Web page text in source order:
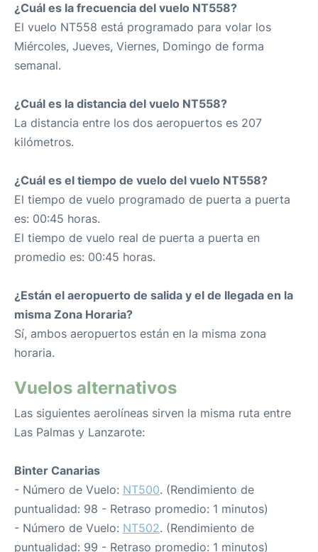
¿Cuál es la frecuencia del vuelo NT558?
El vuelo NT558 está programado para volar los
Miércoles, Jueves, Viernes, Domingo de forma
semanal.
¿Cuál es la distancia del vuelo NT558?
La distancia entre los dos aeropuertos es 207
kilómetros.
¿Cuál es el tiempo de vuelo del vuelo NT558?
El tiempo de vuelo programado de puerta a puerta
es: 00:45 horas.
El tiempo de vuelo real de puerta a puerta en
promedio es: 00:45 horas.
¿Están el aeropuerto de salida y el de llegada en la
misma Zona Horaria?
Sí, ambos aeropuertos están en la misma zona
horaria.
Vuelos alternativos
Las siguientes aerolíneas sirven la misma ruta entre
Las Palmas y Lanzarote:
Binter Canarias
- Número de Vuelo: NT500. (Rendimiento de
puntualidad: 98 - Retraso promedio: 1 minutos)
- Número de Vuelo: NT502. (Rendimiento de
puntualidad: 99 - Retraso promedio: 1 minutos)